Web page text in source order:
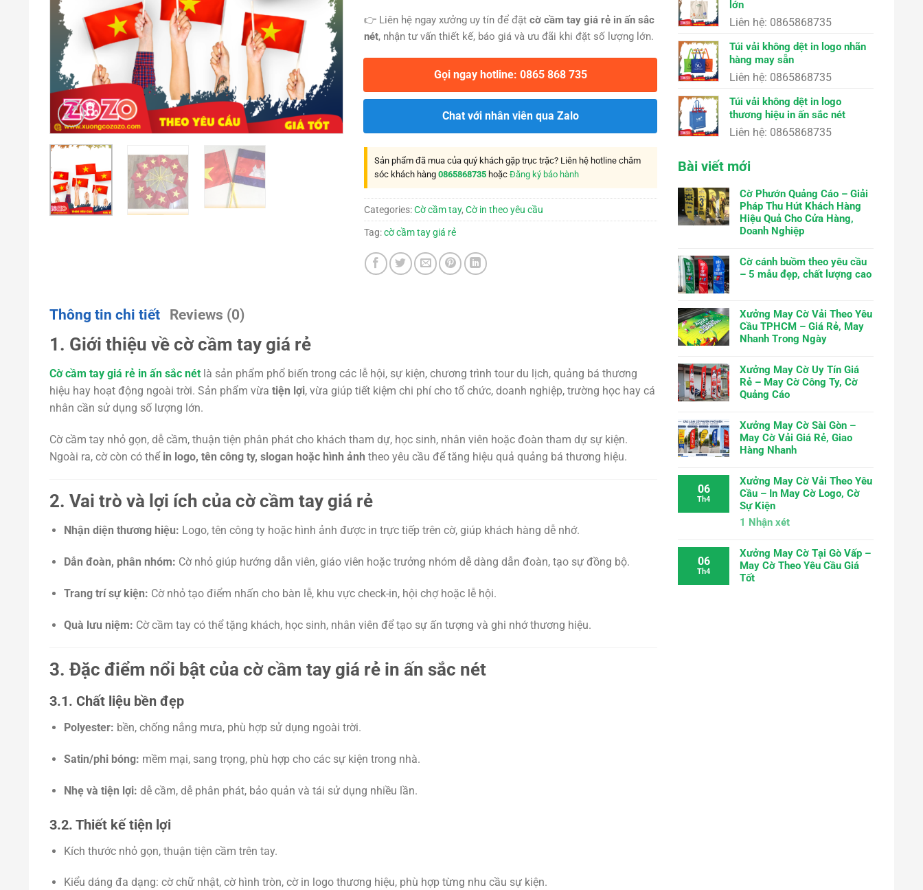
lớn
Liên hệ: 0865868735
Túi vải không dệt in logo nhãn
hàng may sẵn
Liên hệ: 0865868735
Túi vải không dệt in logo
thương hiệu in ấn sắc nét
Liên hệ: 0865868735
Bài viết mới
Cờ Phướn Quảng Cáo – Giải
Pháp Thu Hút Khách Hàng
Hiệu Quả Cho Cửa Hàng,
Doanh Nghiệp
Cờ cánh buồm theo yêu cầu
– 5 mẫu đẹp, chất lượng cao
Xưởng May Cờ Vải Theo Yêu
Cầu TPHCM – Giá Rẻ, May
Nhanh Trong Ngày
Xưởng May Cờ Uy Tín Giá
Rẻ – May Cờ Công Ty, Cờ
Quảng Cáo
Xưởng May Cờ Sài Gòn –
May Cờ Vải Giá Rẻ, Giao
Hàng Nhanh
06
Th4
Xưởng May Cờ Vải Theo Yêu
Cầu – In May Cờ Logo, Cờ
Sự Kiện
1 Nhận xét
06
Th4
Xưởng May Cờ Tại Gò Vấp –
May Cờ Theo Yêu Cầu Giá
Tốt
👉 Liên hệ ngay xưởng uy tín để đặt cờ cầm tay giá rẻ in ấn sắc
nét, nhận tư vấn thiết kế, báo giá và ưu đãi khi đặt số lượng lớn.
Gọi ngay hotline: 0865 868 735
Chat với nhân viên qua Zalo
Sản phẩm đã mua của quý khách gặp trục trặc? Liên hệ hotline chăm
sóc khách hàng 0865868735hoặc Đăng ký bảo hành
Categories:Cờ cầm tay, Cờ in theo yêu cầu
Tag:cờ cầm tay giá rẻ
Thông tin chi tiết Reviews (0)
1. Giới thiệu về cờ cầm tay giá rẻ
Cờ cầm tay giá rẻ in ấn sắc nét là sản phẩm phổ biến trong các lễ hội, sự kiện, chương trình tour du lịch, quảng bá thương
hiệu hay hoạt động ngoài trời. Sản phẩm vừa tiện lợi, vừa giúp tiết kiệm chi phí cho tổ chức, doanh nghiệp, trường học hay cá
nhân cần sử dụng số lượng lớn.
Cờ cầm tay nhỏ gọn, dễ cầm, thuận tiện phân phát cho khách tham dự, học sinh, nhân viên hoặc đoàn tham dự sự kiện.
Ngoài ra, cờ còn có thể in logo, tên công ty, slogan hoặc hình ảnh theo yêu cầu để tăng hiệu quả quảng bá thương hiệu.
2. Vai trò và lợi ích của cờ cầm tay giá rẻ
Nhận diện thương hiệu: Logo, tên công ty hoặc hình ảnh được in trực tiếp trên cờ, giúp khách hàng dễ nhớ.
Dẫn đoàn, phân nhóm: Cờ nhỏ giúp hướng dẫn viên, giáo viên hoặc trưởng nhóm dễ dàng dẫn đoàn, tạo sự đồng bộ.
Trang trí sự kiện: Cờ nhỏ tạo điểm nhấn cho bàn lễ, khu vực check-in, hội chợ hoặc lễ hội.
Quà lưu niệm: Cờ cầm tay có thể tặng khách, học sinh, nhân viên để tạo sự ấn tượng và ghi nhớ thương hiệu.
3. Đặc điểm nổi bật của cờ cầm tay giá rẻ in ấn sắc nét
3.1. Chất liệu bền đẹp
Polyester: bền, chống nắng mưa, phù hợp sử dụng ngoài trời.
Satin/phi bóng: mềm mại, sang trọng, phù hợp cho các sự kiện trong nhà.
Nhẹ và tiện lợi: dễ cầm, dễ phân phát, bảo quản và tái sử dụng nhiều lần.
3.2. Thiết kế tiện lợi
Kích thước nhỏ gọn, thuận tiện cầm trên tay.
Kiểu dáng đa dạng: cờ chữ nhật, cờ hình tròn, cờ in logo thương hiệu, phù hợp từng nhu cầu sự kiện.